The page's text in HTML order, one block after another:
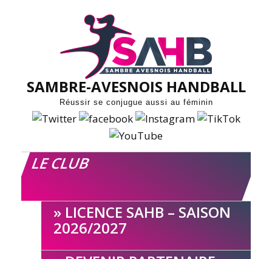
SAMBRE-AVESNOIS HANDBALL
Réussir se conjugue aussi au féminin
LE CLUB
LICENCE SAHB – SAISON
2026/2027